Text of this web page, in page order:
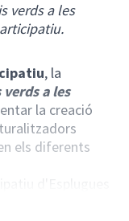
verds a les
, la
verds a les
la creació
els diferents
es